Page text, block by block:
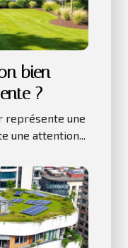
bien
?
représente une
une attention...